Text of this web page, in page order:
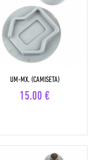
UM-MX. (CAMISETA)
15.00 €